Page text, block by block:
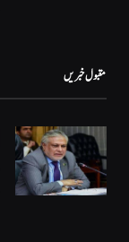
مقبول خبریں